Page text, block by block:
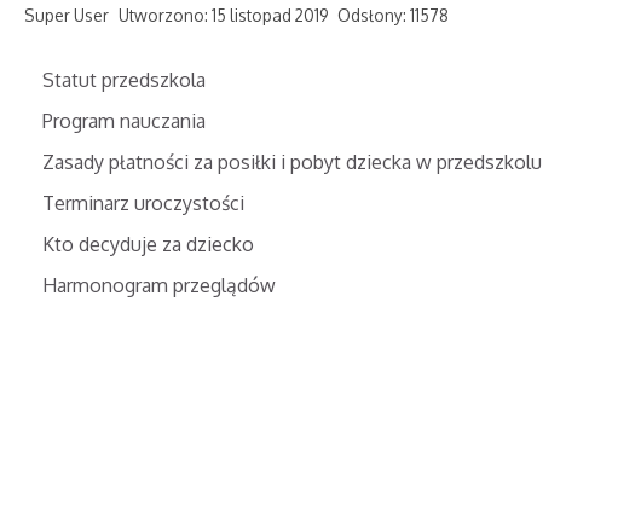
Super User Utworzono: 15 listopad 2019 Odsłony: 11578
Statut przedszkola
Program nauczania
Zasady płatności za posiłki i pobyt dziecka w przedszkolu
Terminarz uroczystości
Kto decyduje za dziecko
Harmonogram przeglądów